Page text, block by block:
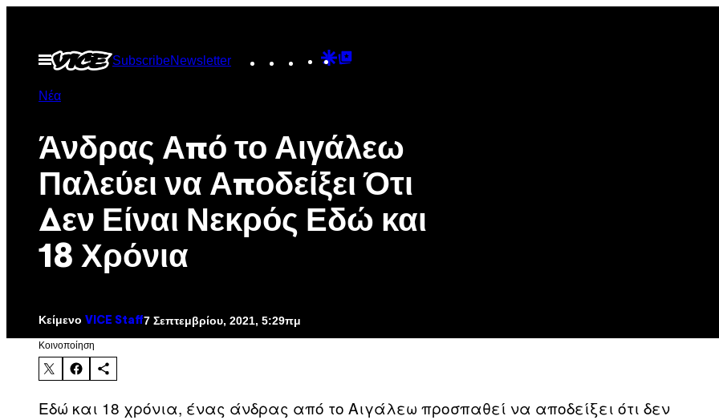
περιεχόμενο
Ανοίξτε
το
SubscribeNewsletter Instagram
TikTokYouTube
Google
Νέα
Άνδρας Από το Αιγάλεω
Παλεύει να Αποδείξει Ότι
Δεν Είναι Νεκρός Εδώ και
18 Χρόνια
Κείμενο VICE Staff7 Σεπτεμβρίου, 2021, 5:29πμ
Kοινοποίηση
Εδώ και 18 χρόνια, ένας άνδρας από το Αιγάλεω προσπαθεί να αποδείξει ότι δεν